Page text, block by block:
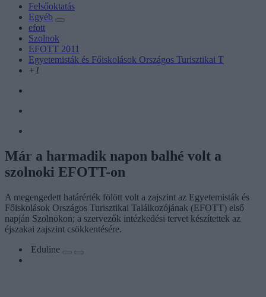
Felsőoktatás
Egyéb
efott
Szolnok
EFOTT 2011
Egyetemisták és Főiskolások Országos Turisztikai T
+1
Már a harmadik napon balhé volt a
szolnoki EFOTT-on
A megengedett határérték fölött volt a zajszint az Egyetemisták és
Főiskolások Országos Turisztikai Találkozójának (EFOTT) első
napján Szolnokon; a szervezők intézkedési tervet készítettek az
éjszakai zajszint csökkentésére.
Eduline